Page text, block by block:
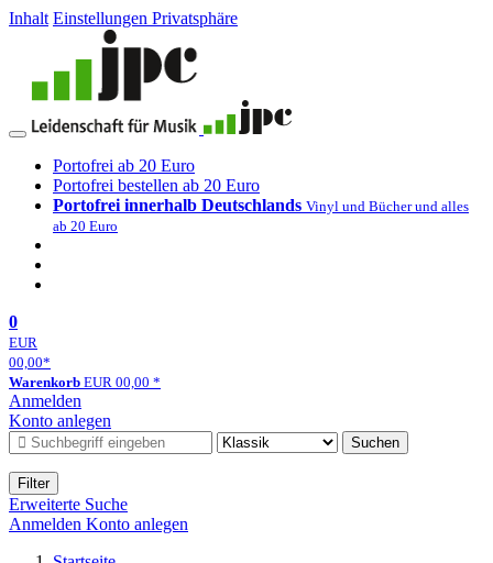
Inhalt Einstellungen Privatsphäre
Portofrei ab 20 Euro
Portofrei bestellen ab 20 Euro
Portofrei innerhalb Deutschlands Vinyl und Bücher und alles
ab 20 Euro
0
EUR
00,00*
Warenkorb EUR 00,00 *
Anmelden
Konto anlegen
Suchen
Filter
Erweiterte Suche
Anmelden Konto anlegen